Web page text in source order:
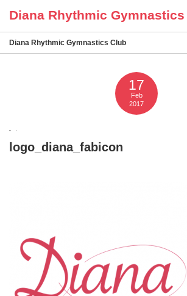
Diana Rhythmic Gymnastics Club
17
Feb
2017
logo_diana_fabicon